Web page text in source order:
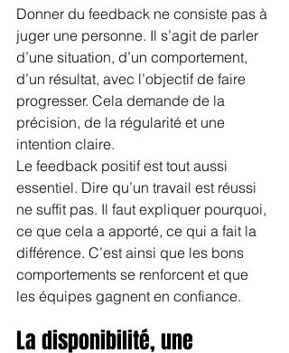
Donner du feedback ne consiste pas à
juger une personne. Il s’agit de parler
d’une situation, d’un comportement,
d’un résultat, avec l’objectif de faire
progresser. Cela demande de la
précision, de la régularité et une
intention claire.
Le feedback positif est tout aussi
essentiel. Dire qu’un travail est réussi
ne suffit pas. Il faut expliquer pourquoi,
ce que cela a apporté, ce qui a fait la
différence. C’est ainsi que les bons
comportements se renforcent et que
les équipes gagnent en confiance.
La disponibilité, une